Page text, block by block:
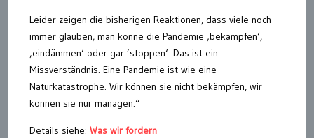
Leider zeigen die bisherigen Reaktionen, dass viele noch
immer glauben, man könne die Pandemie ‚bekämpfen‘,
‚eindämmen‘ oder gar ’stoppen‘. Das ist ein
Missverständnis. Eine Pandemie ist wie eine
Naturkatastrophe. Wir können sie nicht bekämpfen, wir
können sie nur managen.“
Details siehe: Was wir fordern